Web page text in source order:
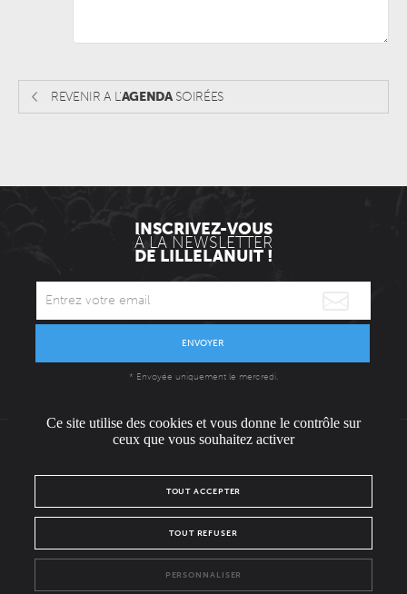
REVENIR A L'AGENDASOIRÉES
INSCRIVEZ-VOUS
À LA NEWSLETTER
DE LILLELANUIT !
ENVOYER
* Envoyée uniquement le mercredi.
L'ÉQUIPE
POLITIQUE DE CONFIDENTIALITÉ
FacebookInstagram
Ce site utilise des cookies et vous donne le contrôle sur
ceux que vous souhaitez activer
TOUT ACCEPTER
TOUT REFUSER
PERSONNALISER